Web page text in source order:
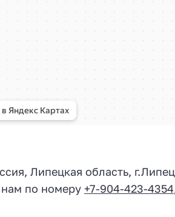
, Липецкая область, г.
по номеру +7-904-423-4354